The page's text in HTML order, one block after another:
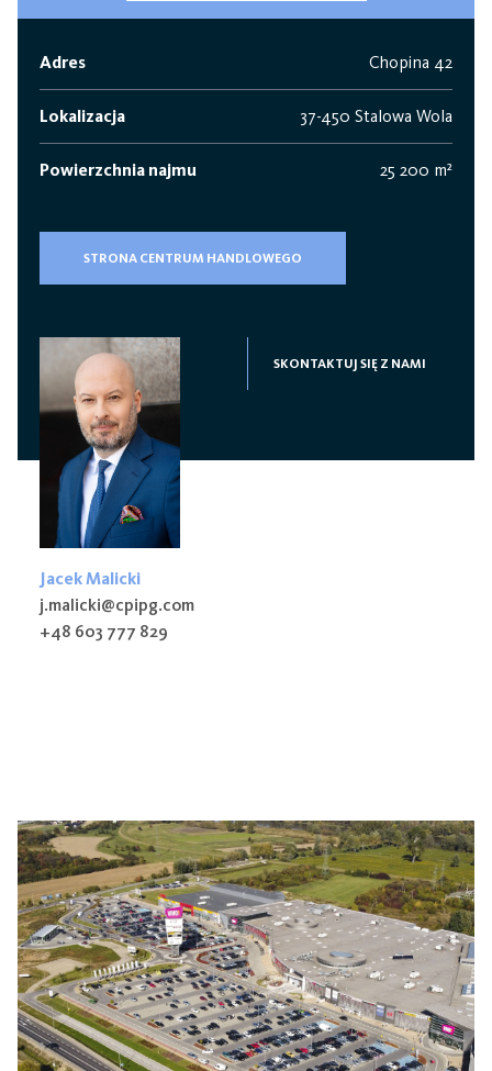
Adres Chopina 42
Lokalizacja 37-450 Stalowa Wola
Powierzchnia najmu 25 200 m²
STRONA CENTRUM HANDLOWEGO
SKONTAKTUJ SIĘ Z NAMI
Jacek Malicki
j.malicki@cpipg.com
+48 603 777 829